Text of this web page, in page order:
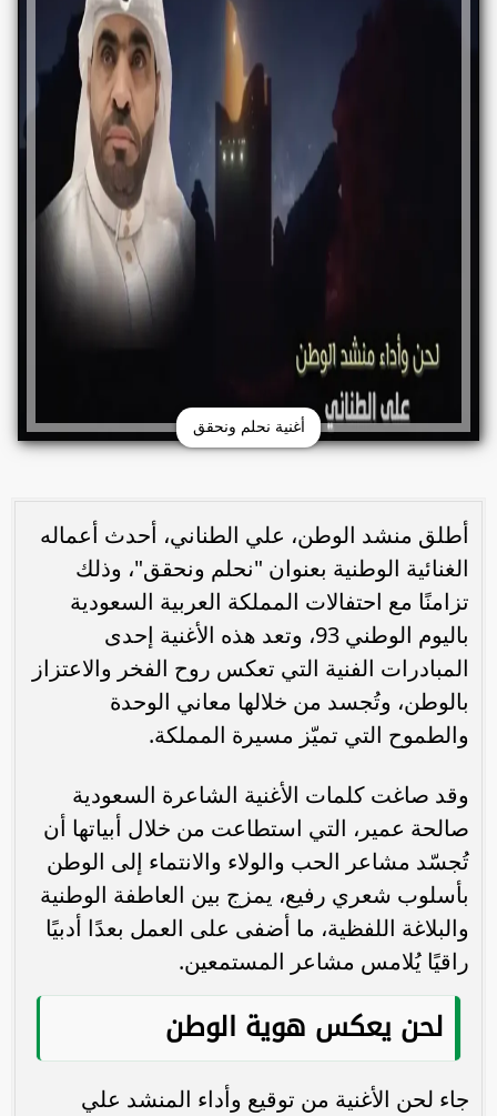
أغنية نحلم ونحقق
أطلق منشد الوطن، علي الطناني، أحدث أعماله
الغنائية الوطنية بعنوان "نحلم ونحقق"، وذلك
تزامنًا مع احتفالات المملكة العربية السعودية
باليوم الوطني 93، وتعد هذه الأغنية إحدى
المبادرات الفنية التي تعكس روح الفخر والاعتزاز
بالوطن، وتُجسد من خلالها معاني الوحدة
والطموح التي تميّز مسيرة المملكة.
وقد صاغت كلمات الأغنية الشاعرة السعودية
صالحة عمير، التي استطاعت من خلال أبياتها أن
تُجسّد مشاعر الحب والولاء والانتماء إلى الوطن
بأسلوب شعري رفيع، يمزج بين العاطفة الوطنية
والبلاغة اللفظية، ما أضفى على العمل بعدًا أدبيًا
راقيًا يُلامس مشاعر المستمعين.
لحن يعكس هوية الوطن
جاء لحن الأغنية من توقيع وأداء المنشد علي